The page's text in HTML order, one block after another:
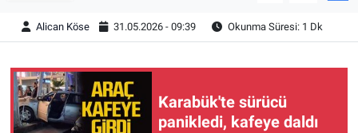
Alican Köse 31.05.2026 - 09:39 Okunma Süresi: 1 Dk
Karabük'te sürücü
panikledi, kafeye daldı